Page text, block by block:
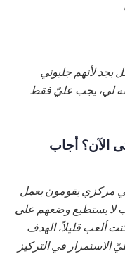
بجد لأنهم جلبوني
لي، يجب عليّ فقط
الآن؟ أجاب
في مركزي يقومون بعمل
لا يستطيع وضعهم على
ألعب قليلاً، الهدف
الاستمرار في التركيز